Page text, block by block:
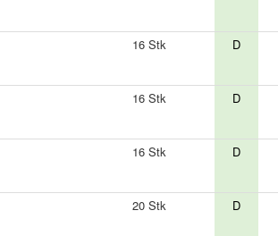
16 Stk D
16 Stk D
16 Stk D
20 Stk D